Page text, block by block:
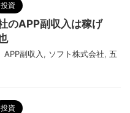
投資
のAPP副収入は稼げ
APP副収入 ソフト株式会社 五
投資